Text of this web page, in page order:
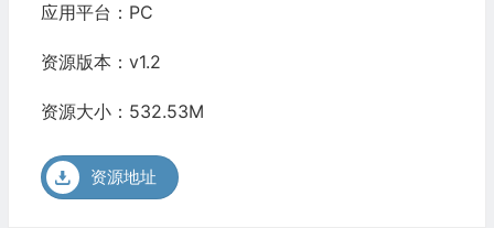
应用平台：PC
资源版本：v1.2
资源大小：532.53M
资源地址